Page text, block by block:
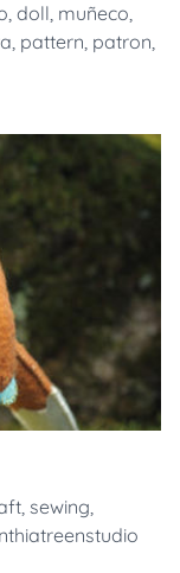
, doll, muñeco,
, pattern, patron,
, sewing,